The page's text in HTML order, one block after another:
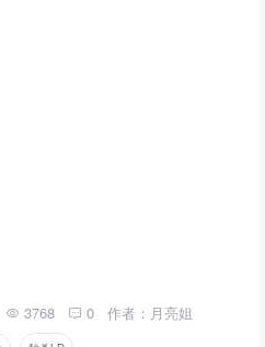
3768 0 作者：月亮姐